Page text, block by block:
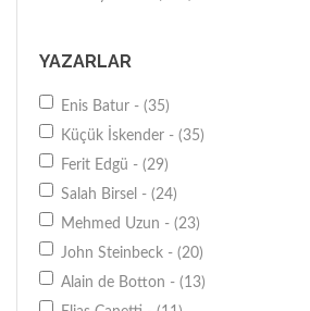
Biyografi-Otobiyografi - (9)
Günlük - (8)
Bütün Alt Konular - (8)
Anlatı - (8)
YAZARLAR
Enis Batur - (35)
Küçük İskender - (35)
Ferit Edgü - (29)
Salah Birsel - (24)
Mehmed Uzun - (23)
John Steinbeck - (20)
Alain de Botton - (13)